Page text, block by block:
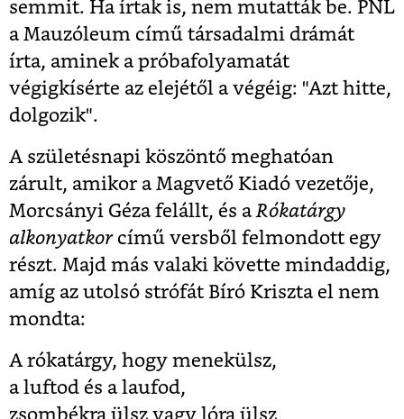
semmit. Ha írtak is, nem mutatták be. PNL
a Mauzóleum című társadalmi drámát
írta, aminek a próbafolyamatát
végigkísérte az elejétől a végéig: "Azt hitte,
dolgozik".
A születésnapi köszöntő meghatóan
zárult, amikor a Magvető Kiadó vezetője,
Morcsányi Géza felállt, és aRókatárgy
alkonyatkorcímű versből felmondott egy
részt. Majd más valaki követte mindaddig,
amíg az utolsó strófát Bíró Kriszta el nem
mondta:
A rókatárgy, hogy menekülsz,
a luftod és a laufod,
zsombékra ülsz vagy lóra ülsz,